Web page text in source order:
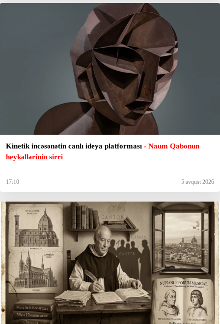
Kinetik incəsənətin canlı ideya platforması - Naum Qabonun
heykəllərinin sirri
17:10 5 avqust 2026